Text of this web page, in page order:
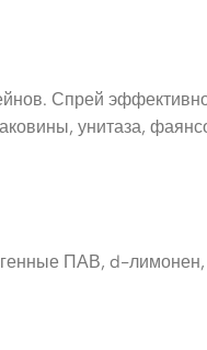
Спрей
унитаза,
ПАВ, d-